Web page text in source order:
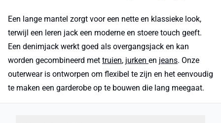
Een lange mantel zorgt voor een nette en klassieke look,
terwijl een leren jack een moderne en stoere touch geeft.
Een denimjack werkt goed als overgangsjack en kan
worden gecombineerd met truien, jurken en jeans. Onze
outerwear is ontworpen om flexibel te zijn en het eenvoudig
te maken een garderobe op te bouwen die lang meegaat.